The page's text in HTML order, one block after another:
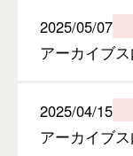
2025/05/07
アーカイブ
2025/04/15
アーカイブ